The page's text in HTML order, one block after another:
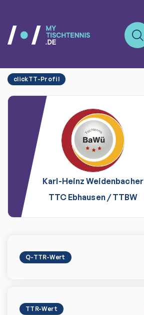
clickTT-Profil
Karl-Heinz Weidenbacher
TTC Ebhausen/TTBW
Q-TTR-Wert
TTR-Wert